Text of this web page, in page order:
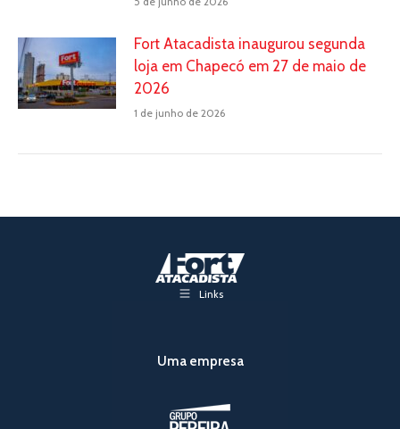
Fort Atacadista inaugurou segunda
loja em Chapecó em 27 de maio de
2026
1 de junho de 2026
Links
Uma empresa